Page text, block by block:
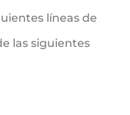
líneas de
las siguientes